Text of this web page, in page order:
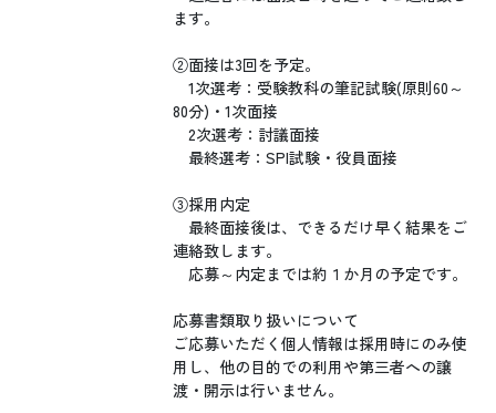
ます。
②面接は3回を予定。
1次選考：受験教科の筆記試験(原則60～
80分)・1次面接
2次選考：討議面接
最終選考：SPI試験・役員面接
③採用内定
最終面接後は、できるだけ早く結果をご
連絡致します。
応募～内定までは約１か月の予定です。
応募書類取り扱いについて
ご応募いただく個人情報は採用時にのみ使
用し、他の目的での利用や第三者への譲
渡・開示は行いません。